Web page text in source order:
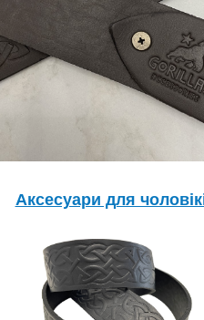
Аксесуари для